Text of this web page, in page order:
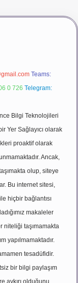
Teams:
0 726 Telegram:
Bilgi Teknolojileri
Yer Sağlayıcı olarak
proaktif olarak
Ancak,
olup, siteye
Bu internet sitesi,
hiçbir bağlantısı
makaleler
niteliği taşımamakta
yapılmamaktadır.
tesadüfidir.
bir bilgi paylaşım
aykırı olduğunu